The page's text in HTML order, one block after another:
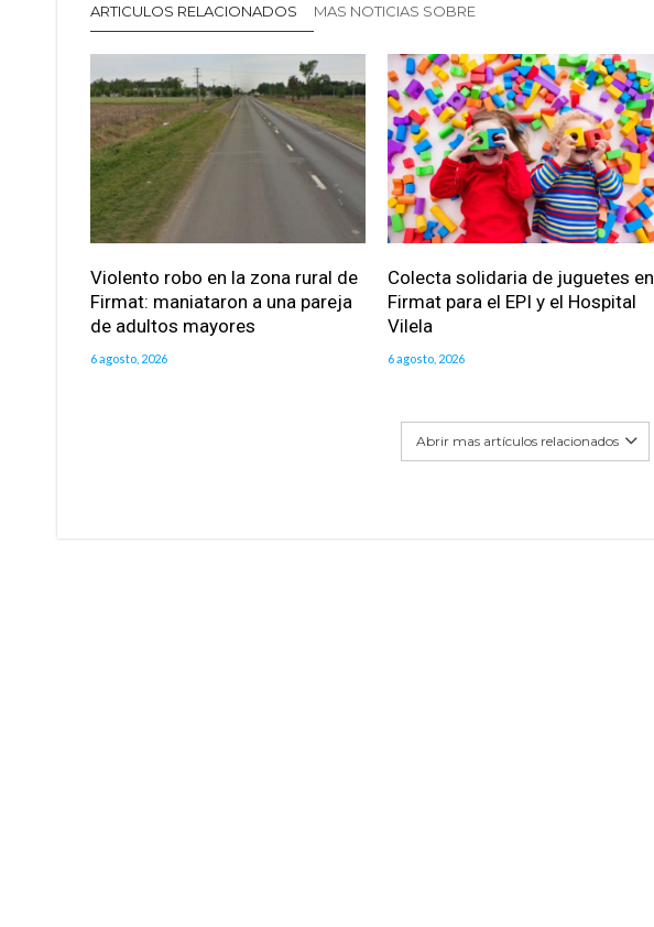
ARTICULOS RELACIONADOS MAS NOTICIAS SOBRE
Violento robo en la zona rural de
Firmat: maniataron a una pareja
de adultos mayores
6 agosto, 2026
Colecta solidaria de juguetes en
Firmat para el EPI y el Hospital
Vilela
6 agosto, 2026
Abrir mas artículos relacionados